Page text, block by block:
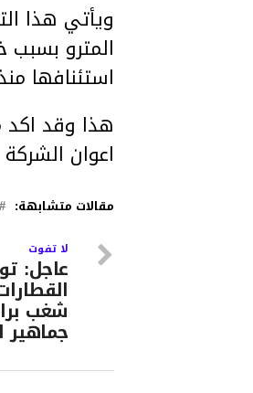
ويأتي هذا
المترو
استئنافها منذ
هذا وقد اكد
اعوان
مقالات متشابهة:
لا تفوت
عاجل:
شغب
جماهير